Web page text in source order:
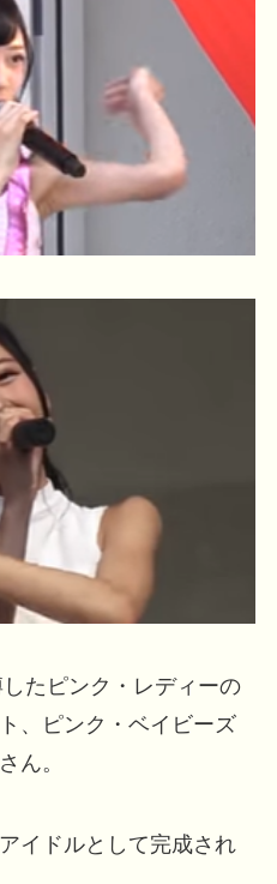
たピンク・レディーの
、ピンク・ベイビーズ
ん。
イドルとして完成され